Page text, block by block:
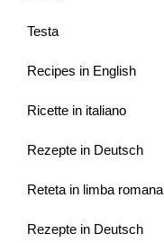
Testa
Recipes in English
Ricette in italiano
Rezepte in Deutsch
Reteta in limba romana
Rezepte in Deutsch